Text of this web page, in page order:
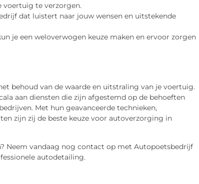
voertuig te verzorgen.
dat luistert naar jouw wensen en uitstekende
je een weloverwogen keuze maken en ervoor zorgen
behoud van de waarde en uitstraling van je voertuig.
aan diensten die zijn afgestemd op de behoeften
Met hun geavanceerde technieken,
zijn zij de beste keuze voor autoverzorging in
Neem vandaag nog contact op met Autopoetsbedrijf
autodetailing.